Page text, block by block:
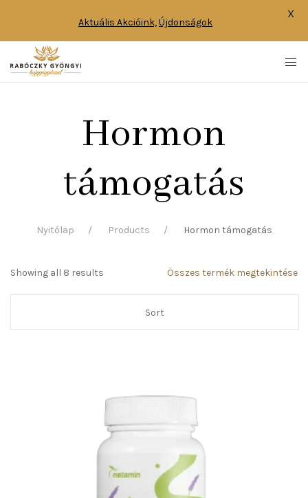
Hormon
támogatás
Nyitólap Products Hormon támogatás
Showing all 8 results Összes termék megtekintése
Aktuális Akcióink,Újdonságok
X